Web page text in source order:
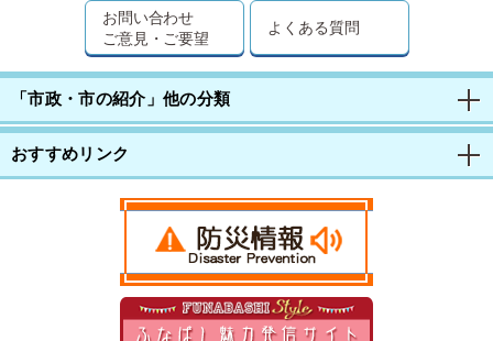
お問い合わせ
ご意見・ご要望
よくある質問
「市政・市の紹介」他の分類
おすすめリンク